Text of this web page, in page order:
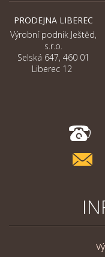
PRODEJNA LIBEREC
Výrobní podnik Ještěd,
s.r.o.
Selská 647, 460 01
Liberec 12